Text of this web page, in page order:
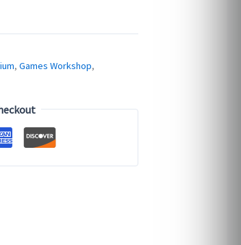
, Games Workshop,